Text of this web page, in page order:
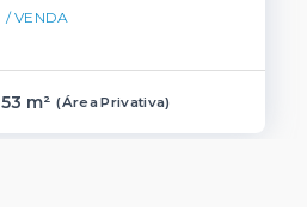
/ VENDA
53 m² (Área Privativa)